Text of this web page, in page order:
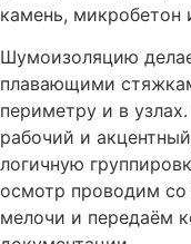
камень, микробетон
Шумоизоляцию
плавающими
периметру и в
рабочий и
логичную
осмотр проводим со
мелочи и передаём